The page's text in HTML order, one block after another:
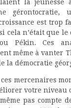
la jeunesse
gérontocratie,
est trop
cela n’était que le
Pékin. Ces
même à vanter
la démocratie
mercenaires
votre niveau
pas compte